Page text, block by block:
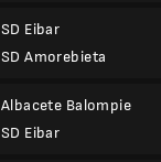
SD Eibar
SD Amorebieta
Albacete Balompie
SD Eibar